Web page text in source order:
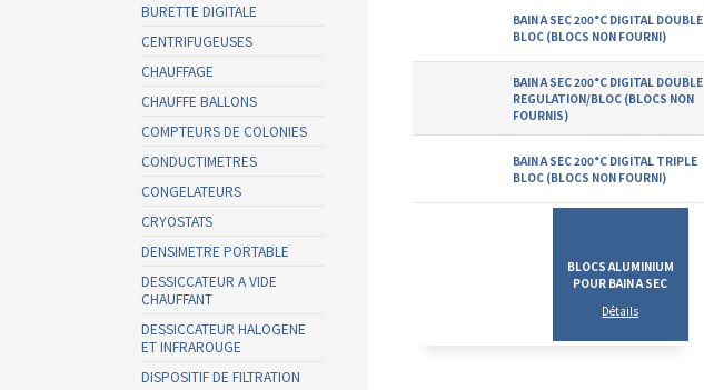
BURETTE DIGITALE
CENTRIFUGEUSES
CHAUFFAGE
CHAUFFE BALLONS
COMPTEURS DE COLONIES
CONDUCTIMETRES
CONGELATEURS
CRYOSTATS
DENSIMETRE PORTABLE
DESSICCATEUR A VIDE
CHAUFFANT
DESSICCATEUR HALOGENE
ET INFRAROUGE
DISPOSITIF DE FILTRATION
BAIN A SEC 200°C DIGITAL DOUBLE
BLOC (BLOCS NON FOURNI)
BAIN A SEC 200°C DIGITAL DOUBLE
REGULATION/BLOC (BLOCS NON
FOURNIS)
BAIN A SEC 200°C DIGITAL TRIPLE
BLOC (BLOCS NON FOURNI)
BLOCS ALUMINIUM
POUR BAIN A SEC